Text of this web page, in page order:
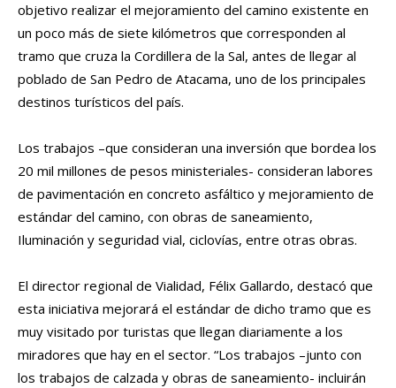
objetivo realizar el mejoramiento del camino existente en
un poco más de siete kilómetros que corresponden al
tramo que cruza la Cordillera de la Sal, antes de llegar al
poblado de San Pedro de Atacama, uno de los principales
destinos turísticos del país.
Los trabajos –que consideran una inversión que bordea los
20 mil millones de pesos ministeriales- consideran labores
de pavimentación en concreto asfáltico y mejoramiento de
estándar del camino, con obras de saneamiento,
Iluminación y seguridad vial, ciclovías, entre otras obras.
El director regional de Vialidad, Félix Gallardo, destacó que
esta iniciativa mejorará el estándar de dicho tramo que es
muy visitado por turistas que llegan diariamente a los
miradores que hay en el sector. “Los trabajos –junto con
los trabajos de calzada y obras de saneamiento- incluirán